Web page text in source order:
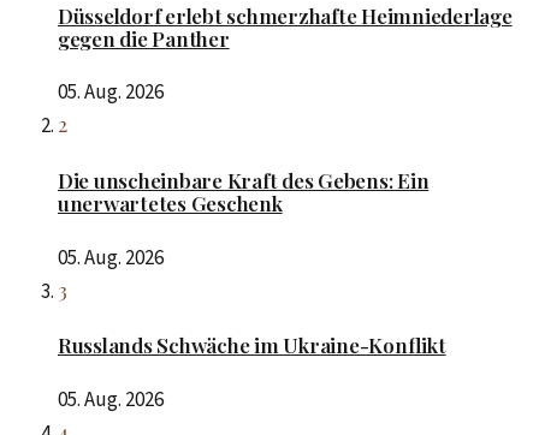
Düsseldorf erlebt schmerzhafte Heimniederlage
gegen die Panther
05. Aug. 2026
2
Die unscheinbare Kraft des Gebens: Ein
unerwartetes Geschenk
05. Aug. 2026
3
Russlands Schwäche im Ukraine-Konflikt
05. Aug. 2026